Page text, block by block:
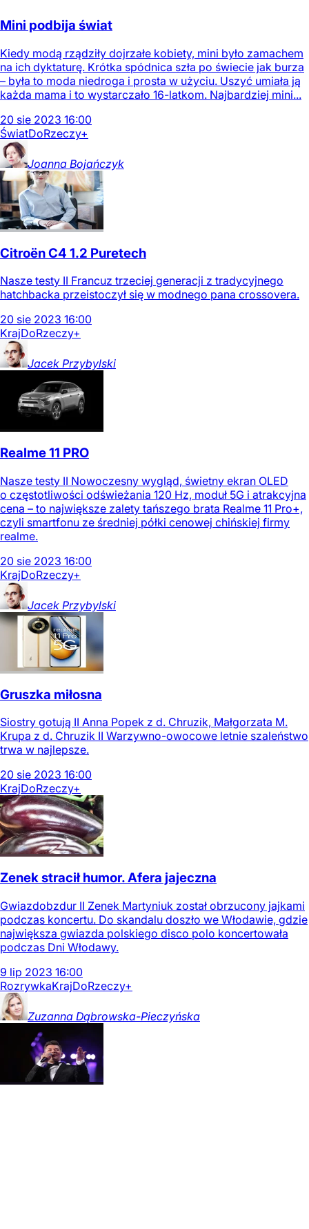
Mini podbija świat
Kiedy modą rządziły dojrzałe kobiety, mini było zamachem
na ich dyktaturę. Krótka spódnica szła po świecie jak burza
– była to moda niedroga i prosta w użyciu. Uszyć umiała ją
każda mama i to wystarczało 16-latkom. Najbardziej mini...
20 sie 2023 16:00
ŚwiatDoRzeczy+
Joanna Bojańczyk
Citroën C4 1.2 Puretech
Nasze testy II Francuz trzeciej generacji z tradycyjnego
hatchbacka przeistoczył się w modnego pana crossovera.
20 sie 2023 16:00
KrajDoRzeczy+
Jacek Przybylski
Realme 11 PRO
Nasze testy II Nowoczesny wygląd, świetny ekran OLED
o częstotliwości odświeżania 120 Hz, moduł 5G i atrakcyjna
cena – to największe zalety tańszego brata Realme 11 Pro+,
czyli smartfonu ze średniej półki cenowej chińskiej firmy
realme.
20 sie 2023 16:00
KrajDoRzeczy+
Jacek Przybylski
Gruszka miłosna
Siostry gotują II Anna Popek z d. Chruzik, Małgorzata M.
Krupa z d. Chruzik II Warzywno-owocowe letnie szaleństwo
trwa w najlepsze.
20 sie 2023 16:00
KrajDoRzeczy+
Zenek stracił humor. Afera jajeczna
Gwiazdobzdur II Zenek Martyniuk został obrzucony jajkami
podczas koncertu. Do skandalu doszło we Włodawie, gdzie
największa gwiazda polskiego disco polo koncertowała
podczas Dni Włodawy.
9 lip 2023 16:00
RozrywkaKrajDoRzeczy+
Zuzanna Dąbrowska-Pieczyńska